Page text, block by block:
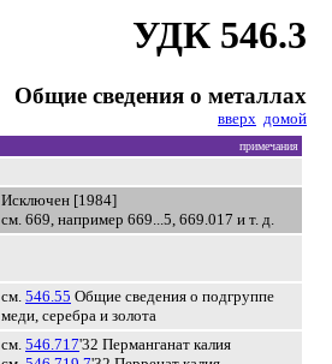
УДК 546.3
Общие сведения о металлах
вверх домой
примечания
Исключен [1984]
см. 669, например 669...5, 669.017 и т. д.
см. 546.55 Общие сведения о подгруппе
меди, серебра и золота
см. 546.717'32 Перманганат калия